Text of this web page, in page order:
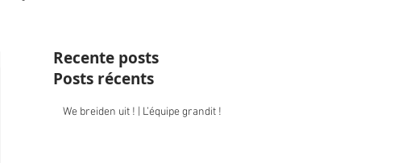
Recente posts
Posts récents
We breiden uit ! | L’équipe grandit !